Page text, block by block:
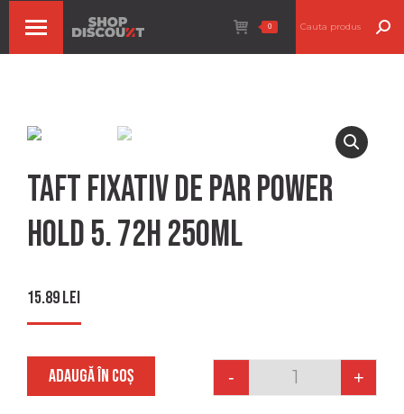
0
Taft fixativ de par power
hold 5. 72h 250ml
15.89lei
Quantity
- +
ADAUGĂ ÎN COȘ